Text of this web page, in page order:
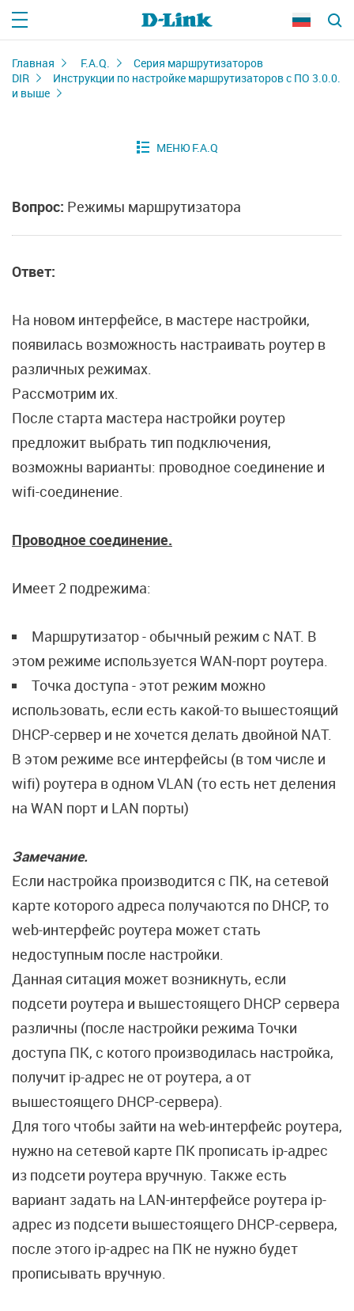
Главная F.A.Q.
Серия маршрутизаторов
DIR
Инструкции по настройке маршрутизаторов с ПО 3.0.0.
и выше
Вопрос: Режимы маршрутизатора
Ответ:
На новом интерфейсе, в мастере настройки,
появилась возможность настраивать роутер в
различных режимах.
Рассмотрим их.
После старта мастера настройки роутер
предложит выбрать тип подключения,
возможны варианты: проводное соединение и
wifi-соединение.
Проводное соединение.
Имеет 2 подрежима:
Маршрутизатор - обычный режим с NAT. В
этом режиме используется WAN-порт роутера.
Точка доступа - этот режим можно
использовать, если есть какой-то вышестоящий
DHCP-сервер и не хочется делать двойной NAT.
В этом режиме все интерфейсы (в том числе и
wifi) роутера в одном VLAN (то есть нет деления
на WAN порт и LAN порты)
Замечание.
Если настройка производится с ПК, на сетевой
карте которого адреса получаются по DHCP, то
web-интерфейс роутера может стать
недоступным после настройки.
Данная ситация может возникнуть, если
подсети роутера и вышестоящего DHCP сервера
различны (после настройки режима Точки
доступа ПК, с котого производилась настройка,
получит ip-адрес не от роутера, а от
вышестоящего DHCP-сервера).
Для того чтобы зайти на web-интерфейс роутера,
нужно на сетевой карте ПК прописать ip-адрес
из подсети роутера вручную. Также есть
вариант задать на LAN-интерфейсе роутера ip-
адрес из подсети вышестоящего DHCP-сервера,
после этого ip-адрес на ПК не нужно будет
прописывать вручную.